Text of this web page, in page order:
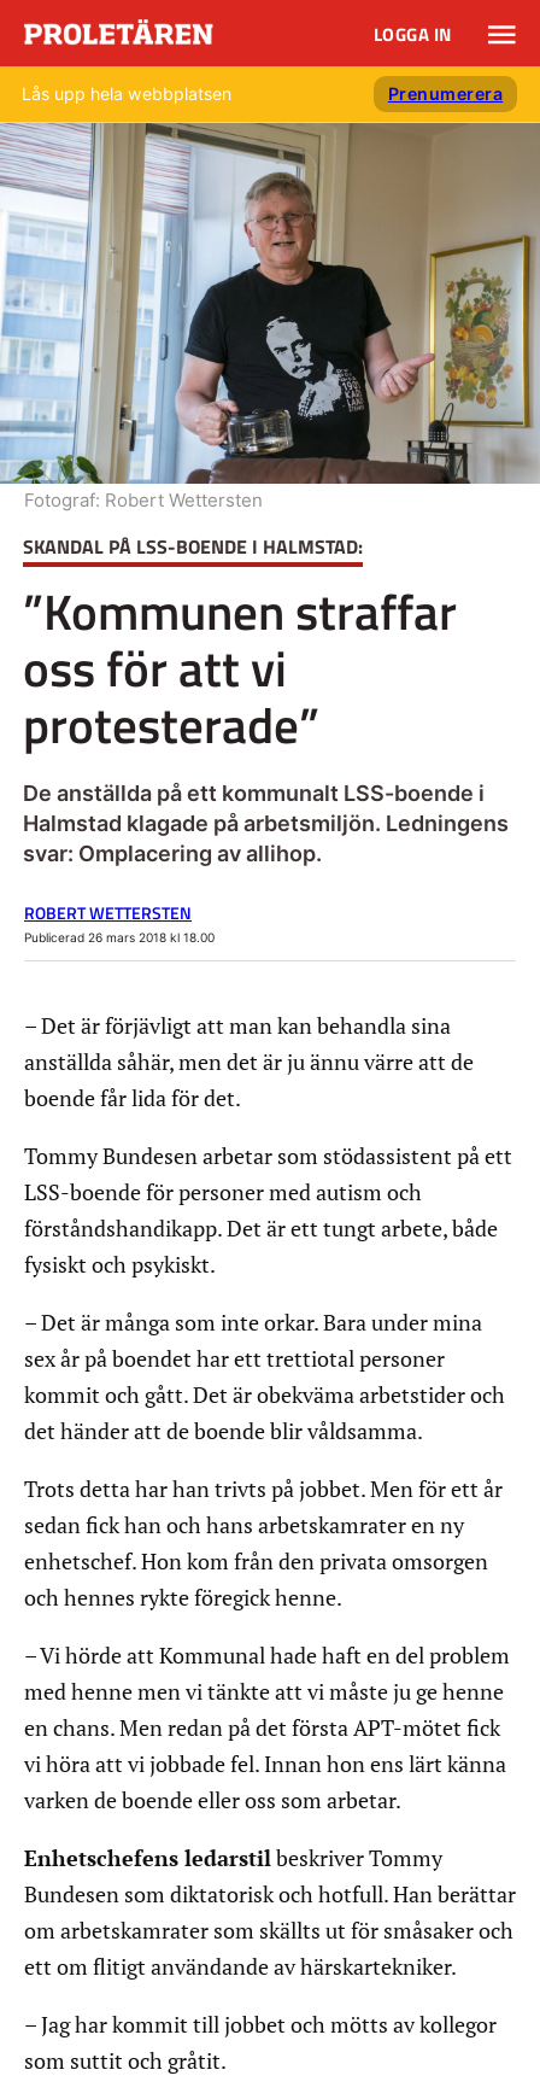
LOGGA IN
Lås upp hela webbplatsen Prenumerera
SKANDAL PÅ LSS-BOENDE I HALMSTAD:
”Kommunen straffar
oss för att vi
protesterade”
De anställda på ett kommunalt LSS-boende i
Halmstad klagade på arbetsmiljön. Ledningens
svar: Omplacering av allihop.
Fotograf: Robert Wettersten
ROBERT WETTERSTEN
Publicerad 26 mars 2018 kl 18.00
– Det är förjävligt att man kan behandla sina
anställda såhär, men det är ju ännu värre att de
boende får lida för det.
Tommy Bundesen arbetar som stödassistent på ett
LSS-boende för personer med autism och
förståndshandikapp. Det är ett tungt arbete, både
fysiskt och psykiskt.
– Det är många som inte orkar. Bara under mina
sex år på boendet har ett trettiotal personer
kommit och gått. Det är obekväma arbetstider och
det händer att de boende blir våldsamma.
Trots detta har han trivts på jobbet. Men för ett år
sedan fick han och hans arbetskamrater en ny
enhetschef. Hon kom från den privata omsorgen
och hennes rykte föregick henne.
– Vi hörde att Kommunal hade haft en del problem
med henne men vi tänkte att vi måste ju ge henne
en chans. Men redan på det första APT-mötet fick
vi höra att vi jobbade fel. Innan hon ens lärt känna
varken de boende eller oss som arbetar.
Enhetschefens ledarstilbeskriver Tommy
Bundesen som diktatorisk och hotfull. Han berättar
om arbetskamrater som skällts ut för småsaker och
ett om flitigt användande av härskartekniker.
– Jag har kommit till jobbet och mötts av kollegor
som suttit och gråtit.